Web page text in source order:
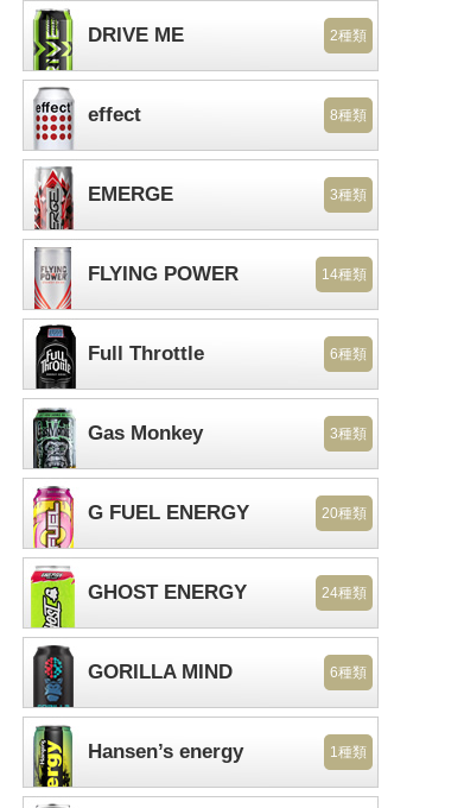
DRIVE ME 2種類
effect 8種類
EMERGE 3種類
FLYING POWER 14種類
Full Throttle 6種類
Gas Monkey 3種類
G FUEL ENERGY 20種類
GHOST ENERGY 24種類
GORILLA MIND 6種類
Hansen’s energy 1種類